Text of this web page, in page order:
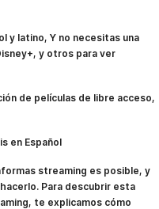
y latino, Y no necesitas una
y otros para ver
de películas de libre acceso,
en Español
streaming es posible, y
Para descubrir esta
te explicamos cómo